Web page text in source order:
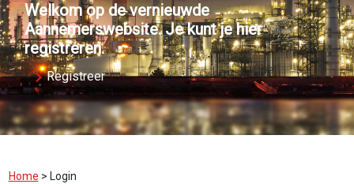
Welkom op de vernieuwde
Aannemerswebsite. Je kunt je hier
registreren.
Registreer
Home > Login